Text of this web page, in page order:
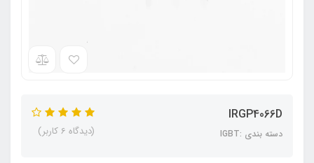
IRGP4066D
دسته بندی :IGBT (دیدگاه 6 کاربر)